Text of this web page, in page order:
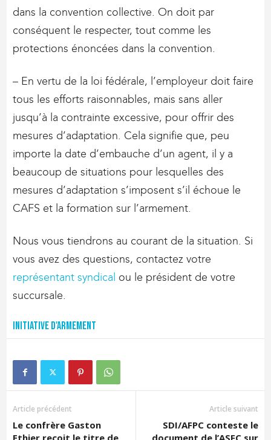
dans la convention collective. On doit par
conséquent le respecter, tout comme les
protections énoncées dans la convention.
– En vertu de la loi fédérale, l’employeur doit faire
tous les efforts raisonnables, mais sans aller
jusqu’à la contrainte excessive, pour offrir des
mesures d’adaptation. Cela signifie que, peu
importe la date d’embauche d’un agent, il y a
beaucoup de situations pour lesquelles des
mesures d’adaptation s’imposent s’il échoue le
CAFS et la formation sur l’armement.
Nous vous tiendrons au courant de la situation. Si
vous avez des questions, contactez votre
représentant syndical ou le président de votre
succursale.
Initiative d'armement
Article précédent
Le confrère Gaston
Ethier reçoit le titre de
Article suivant
SDI/AFPC conteste le
document de l’ASFC sur